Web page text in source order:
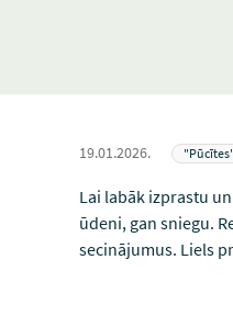
19.01.2026.
Lai labāk izprastu
ūdeni, gan sniegu.
secinājumus. Liels